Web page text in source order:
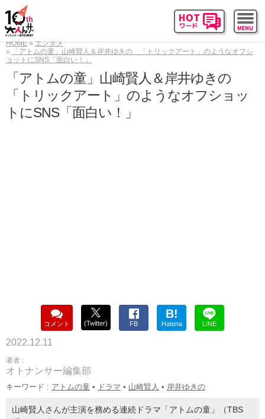
HOME
エンタメ
「アトムの童」山崎賢人＆岸井ゆきの 「トリックアート」のようなオフシ
ョットにSNS「面白い！」
「アトムの童」山崎賢人＆岸井ゆきの
「トリックアート」のようなオフショッ
トにSNS「面白い！」
コメント (Twitter) FB
B!
Hatena LINE
2022.12.11
著者 :
オトナンサー編集部
キーワード : アトムの童 • ドラマ • 山崎賢人 • 岸井ゆきの
山崎賢人さんが主演を務める連続ドラマ「アトムの童」（TBS